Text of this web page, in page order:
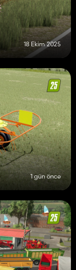
18 Ekim 2025
1 gün önce